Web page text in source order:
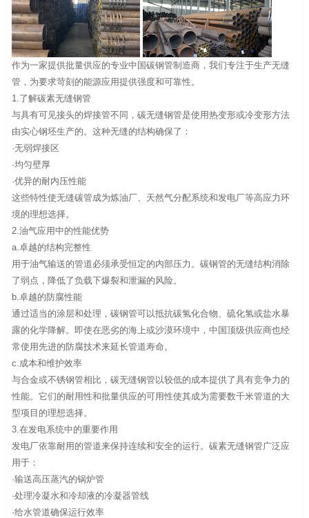
作为一家提供批量供应的专业中国碳钢管制造商，我们专注于生产无缝
管，为要求苛刻的能源应用提供强度和可靠性。
1.了解碳素无缝钢管
与具有可见接头的焊接管不同，碳无缝钢管是使用热变形或冷变形方法
由实心钢坯生产的。这种无缝的结构确保了：
·无弱焊接区
·均匀壁厚
·优异的耐内压性能
这些特性使无缝碳管成为炼油厂、天然气分配系统和发电厂等高应力环
境的理想选择。
2.油气应用中的性能优势
a.卓越的结构完整性
用于油气输送的管道必须承受恒定的内部压力。碳钢管的无缝结构消除
了弱点，降低了负载下爆裂和泄漏的风险。
b.卓越的防腐性能
通过适当的涂层和处理，碳钢管可以抵抗碳氢化合物、硫化氢或盐水暴
露的化学降解。即使在恶劣的海上或沙漠环境中，中国顶级供应商也经
常使用先进的防腐技术来延长管道寿命。
c.成本和维护效率
与合金或不锈钢管相比，碳无缝钢管以较低的成本提供了具有竞争力的
性能。它们的耐用性和批量供应的可用性使其成为需要数千米管道的大
型项目的理想选择。
3.在发电系统中的重要作用
发电厂依靠耐用的管道来保持连续和安全的运行。碳素无缝钢管广泛应
用于：
·输送高压蒸汽的锅炉管
·处理冷凝水和冷却液的冷凝器管线
·给水管道确保运行效率